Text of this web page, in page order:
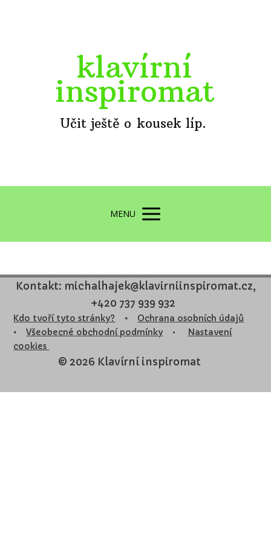
klavírní
inspiromat
Učit ještě o kousek líp.
MENU
Kontakt: michalhajek@klavirniinspiromat.cz,
+420 737 939 932
Kdo tvoří tyto stránky? •
Ochrana osobních údajů
•
Všeobecné obchodní podmínky • Nastavení
cookies
© 2026 Klavírní inspiromat